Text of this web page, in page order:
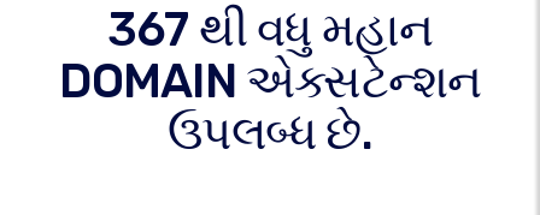
367 થી વધુ મહાન
DOMAIN એક્સટેન્શન
ઉપલબ્ધ છે.